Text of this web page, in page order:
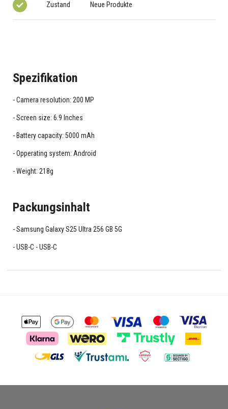
Zustand Neue Produkte
Spezifikation
Camera resolution: 200 MP
Screen size: 6.9 Inches
Battery capacity: 5000 mAh
Opperating system: Android
Weight: 218g
Packungsinhalt
Samsung Galaxy S25 Ultra 256 GB 5G
USB-C - USB-C